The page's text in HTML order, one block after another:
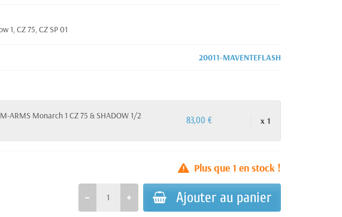
1, CZ 75, CZ SP 01
20011-MAVENTEFLASH
ARMS Monarch 1 CZ 75 & SHADOW 1/2
83,00 € x 1
Plus que 1 en stock !
Ajouter au panier